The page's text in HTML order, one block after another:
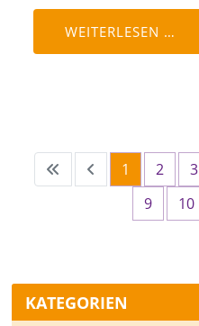
WEITERLESEN …
1 2 3
9
10
KATEGORIEN